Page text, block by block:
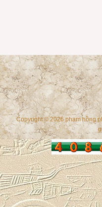
Copyright © 2026 phạm hồng